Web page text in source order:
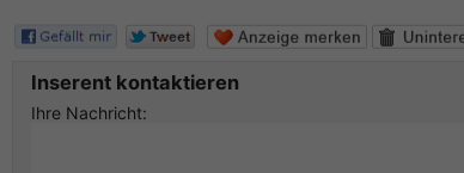
Inserent kontaktieren
Ihre Nachricht: